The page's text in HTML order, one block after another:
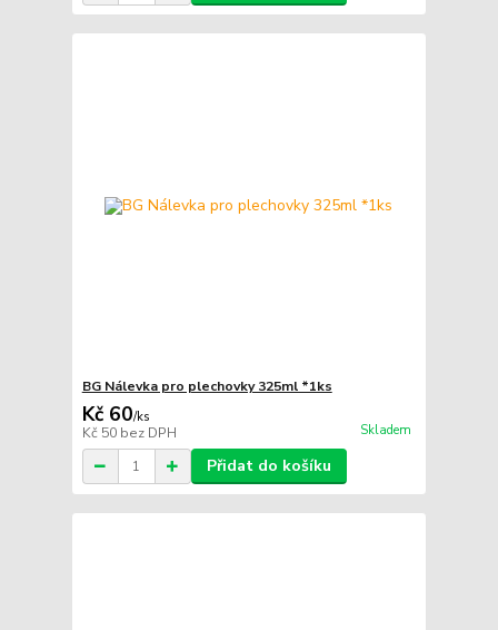
BG Nálevka pro plechovky 325ml *1ks
Kč 60/ks
Kč 50 bez DPH Skladem
Přidat do košíku